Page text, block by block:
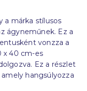
a márka stílusos
ágyneműnek. Ez a
vonzza a
x 40 cm-es
Ez a részlet
hangsúlyozza